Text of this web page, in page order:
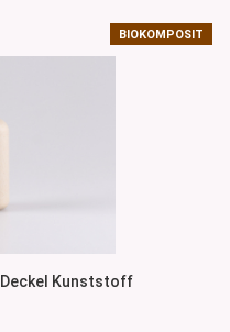
BIOKOMPOSIT
Deckel Kunststoff